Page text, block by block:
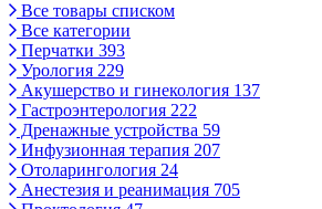
Все товары списком
Все категории
Перчатки 393
Урология 229
Акушерство и гинекология 137
Гастроэнтерология 222
Дренажные устройства 59
Инфузионная терапия 207
Отоларингология 24
Анестезия и реанимация 705